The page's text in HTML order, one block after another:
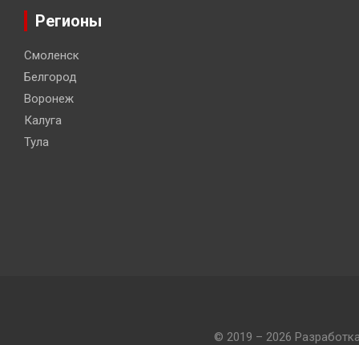
Регионы
Смоленск
Белгород
Воронеж
Калуга
Тула
© 2019 – 2026